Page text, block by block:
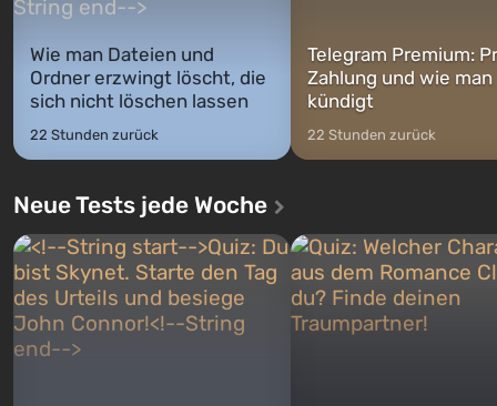
Wie man Dateien und
Ordner erzwingt löscht, die
sich nicht löschen lassen
22 Stunden zurück
Telegram Premium:
Zahlung und wie man
kündigt
22 Stunden zurück
Neue Tests jede Woche